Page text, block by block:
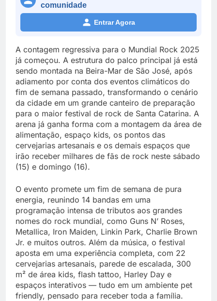
comunidade
Entrar Agora
A contagem regressiva para o Mundial Rock 2025
já começou. A estrutura do palco principal já está
sendo montada na Beira-Mar de São José, após
adiamento por conta dos eventos climáticos do
fim de semana passado, transformando o cenário
da cidade em um grande canteiro de preparação
para o maior festival de rock de Santa Catarina. A
arena já ganha forma com a montagem da área de
alimentação, espaço kids, os pontos das
cervejarias artesanais e os demais espaços que
irão receber milhares de fãs de rock neste sábado
(15) e domingo (16).
O evento promete um fim de semana de pura
energia, reunindo 14 bandas em uma
programação intensa de tributos aos grandes
nomes do rock mundial, como Guns N’ Roses,
Metallica, Iron Maiden, Linkin Park, Charlie Brown
Jr. e muitos outros. Além da música, o festival
aposta em uma experiência completa, com 22
cervejarias artesanais, parede de escalada, 300
m² de área kids, flash tattoo, Harley Day e
espaços interativos — tudo em um ambiente pet
friendly, pensado para receber toda a família.